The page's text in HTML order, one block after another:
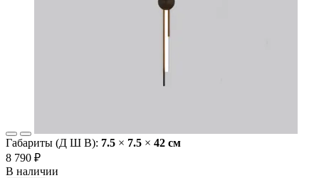
Габариты (Д Ш В): 7.5 × 7.5 × 42 cм
8 790 ₽
В наличии